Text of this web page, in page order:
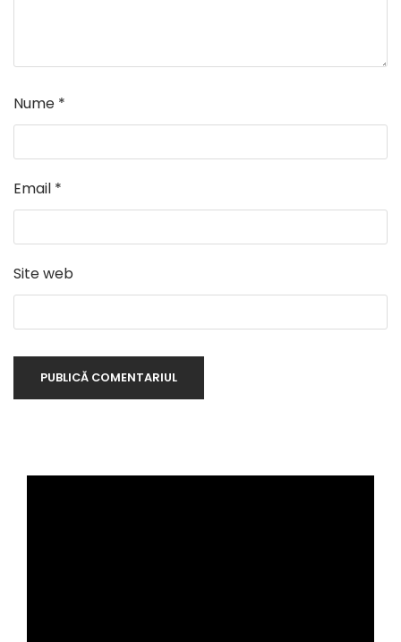
Nume *
Email *
Site web